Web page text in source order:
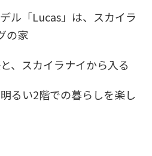
ル「Lucas」は、スカイラ
の家
、スカイラナイから入る
るい2階での暮らしを楽し